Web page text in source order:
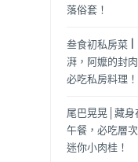
落俗套！
叁食初私房菜 |
湃，阿嬤的封
必吃私房料理！
尾巴晃晃│藏
午餐，必吃層
迷你小肉桂！